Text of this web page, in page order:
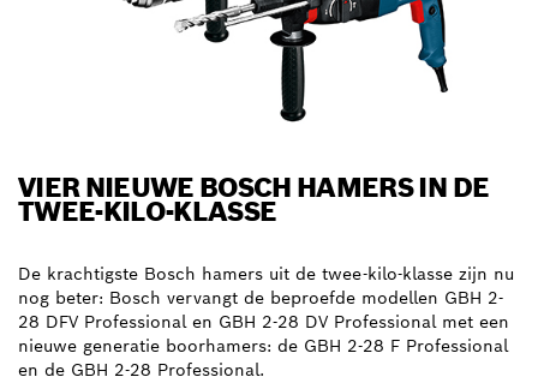
VIER NIEUWE BOSCH HAMERS IN DE
TWEE-KILO-KLASSE
De krachtigste Bosch hamers uit de twee-kilo-klasse zijn nu
nog beter: Bosch vervangt de beproefde modellen GBH 2-
28 DFV Professional en GBH 2-28 DV Professional met een
nieuwe generatie boorhamers: de GBH 2-28 F Professional
en de GBH 2-28 Professional.